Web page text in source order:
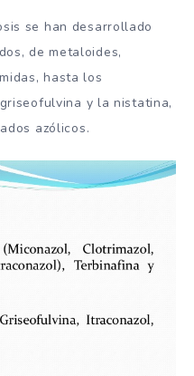
se han desarrollado
de metaloides,
hasta los
y la nistatina,
azólicos.